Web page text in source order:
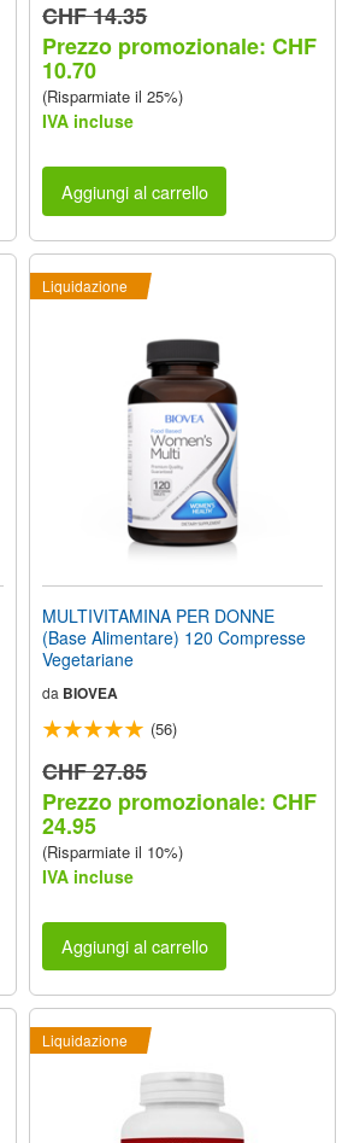
CHF 14.35
Prezzo promozionale: CHF
10.70
(Risparmiate il 25%)
IVA incluse
Aggiungi al carrello
Liquidazione
MULTIVITAMINA PER DONNE
(Base Alimentare) 120 Compresse
Vegetariane
da BIOVEA
(56)
CHF 27.85
Prezzo promozionale: CHF
24.95
(Risparmiate il 10%)
IVA incluse
Aggiungi al carrello
Liquidazione